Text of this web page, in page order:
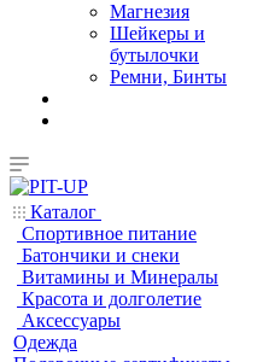
Магнезия
Шейкеры и
бутылочки
Ремни, Бинты
Каталог
Спортивное питание
Батончики и снеки
Витамины и Минералы
Красота и долголетие
Аксессуары
Одежда